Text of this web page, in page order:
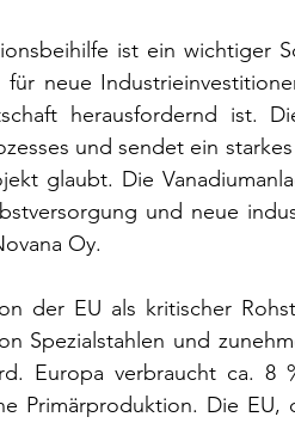
ist ein wichtiger
neue
herausfordernd ist.
und sendet ein
glaubt. Die
Oy.
der EU als kritischer
Spezialstahlen und
Europa verbraucht ca. 8
Primärproduktion. Die EU,